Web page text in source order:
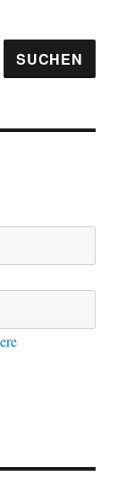
SUCHEN